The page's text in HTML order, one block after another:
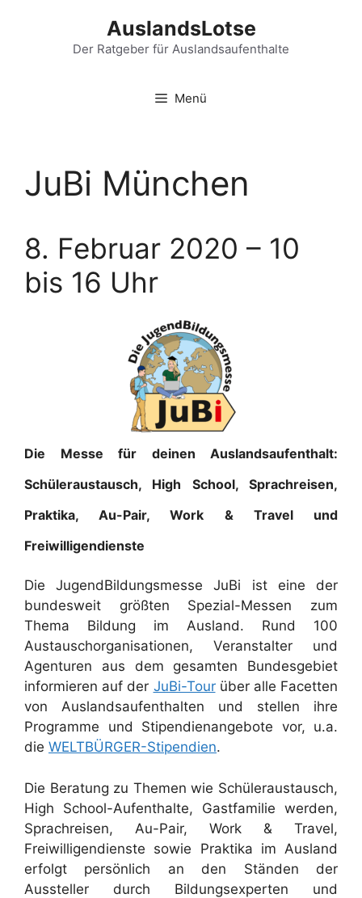
AuslandsLotse
Der Ratgeber für Auslandsaufenthalte
Menü
JuBi München
8. Februar 2020 – 10
bis 16 Uhr
Die Messe für deinen Auslandsaufenthalt:
Schüleraustausch, High School, Sprachreisen,
Praktika, Au-Pair, Work & Travel und
Freiwilligendienste
Die JugendBildungsmesse JuBi ist eine der
bundesweit größten Spezial-Messen zum
Thema Bildung im Ausland. Rund 100
Austauschorganisationen, Veranstalter und
Agenturen aus dem gesamten Bundesgebiet
informieren auf der JuBi-Tourüber alle Facetten
von Auslandsaufenthalten und stellen ihre
Programme und Stipendienangebote vor, u.a.
die WELTBÜRGER-Stipendien.
Die Beratung zu Themen wie Schüleraustausch,
High School-Aufenthalte, Gastfamilie werden,
Sprachreisen, Au-Pair, Work & Travel,
Freiwilligendienste sowie Praktika im Ausland
erfolgt persönlich an den Ständen der
Aussteller durch Bildungsexperten und